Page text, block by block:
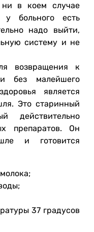
ни в коем случае
у больного есть
надо выйти,
систему и не
возвращения к
без малейшего
является
Это старинный
действительно
препаратов. Он
и готовится
37 градусов